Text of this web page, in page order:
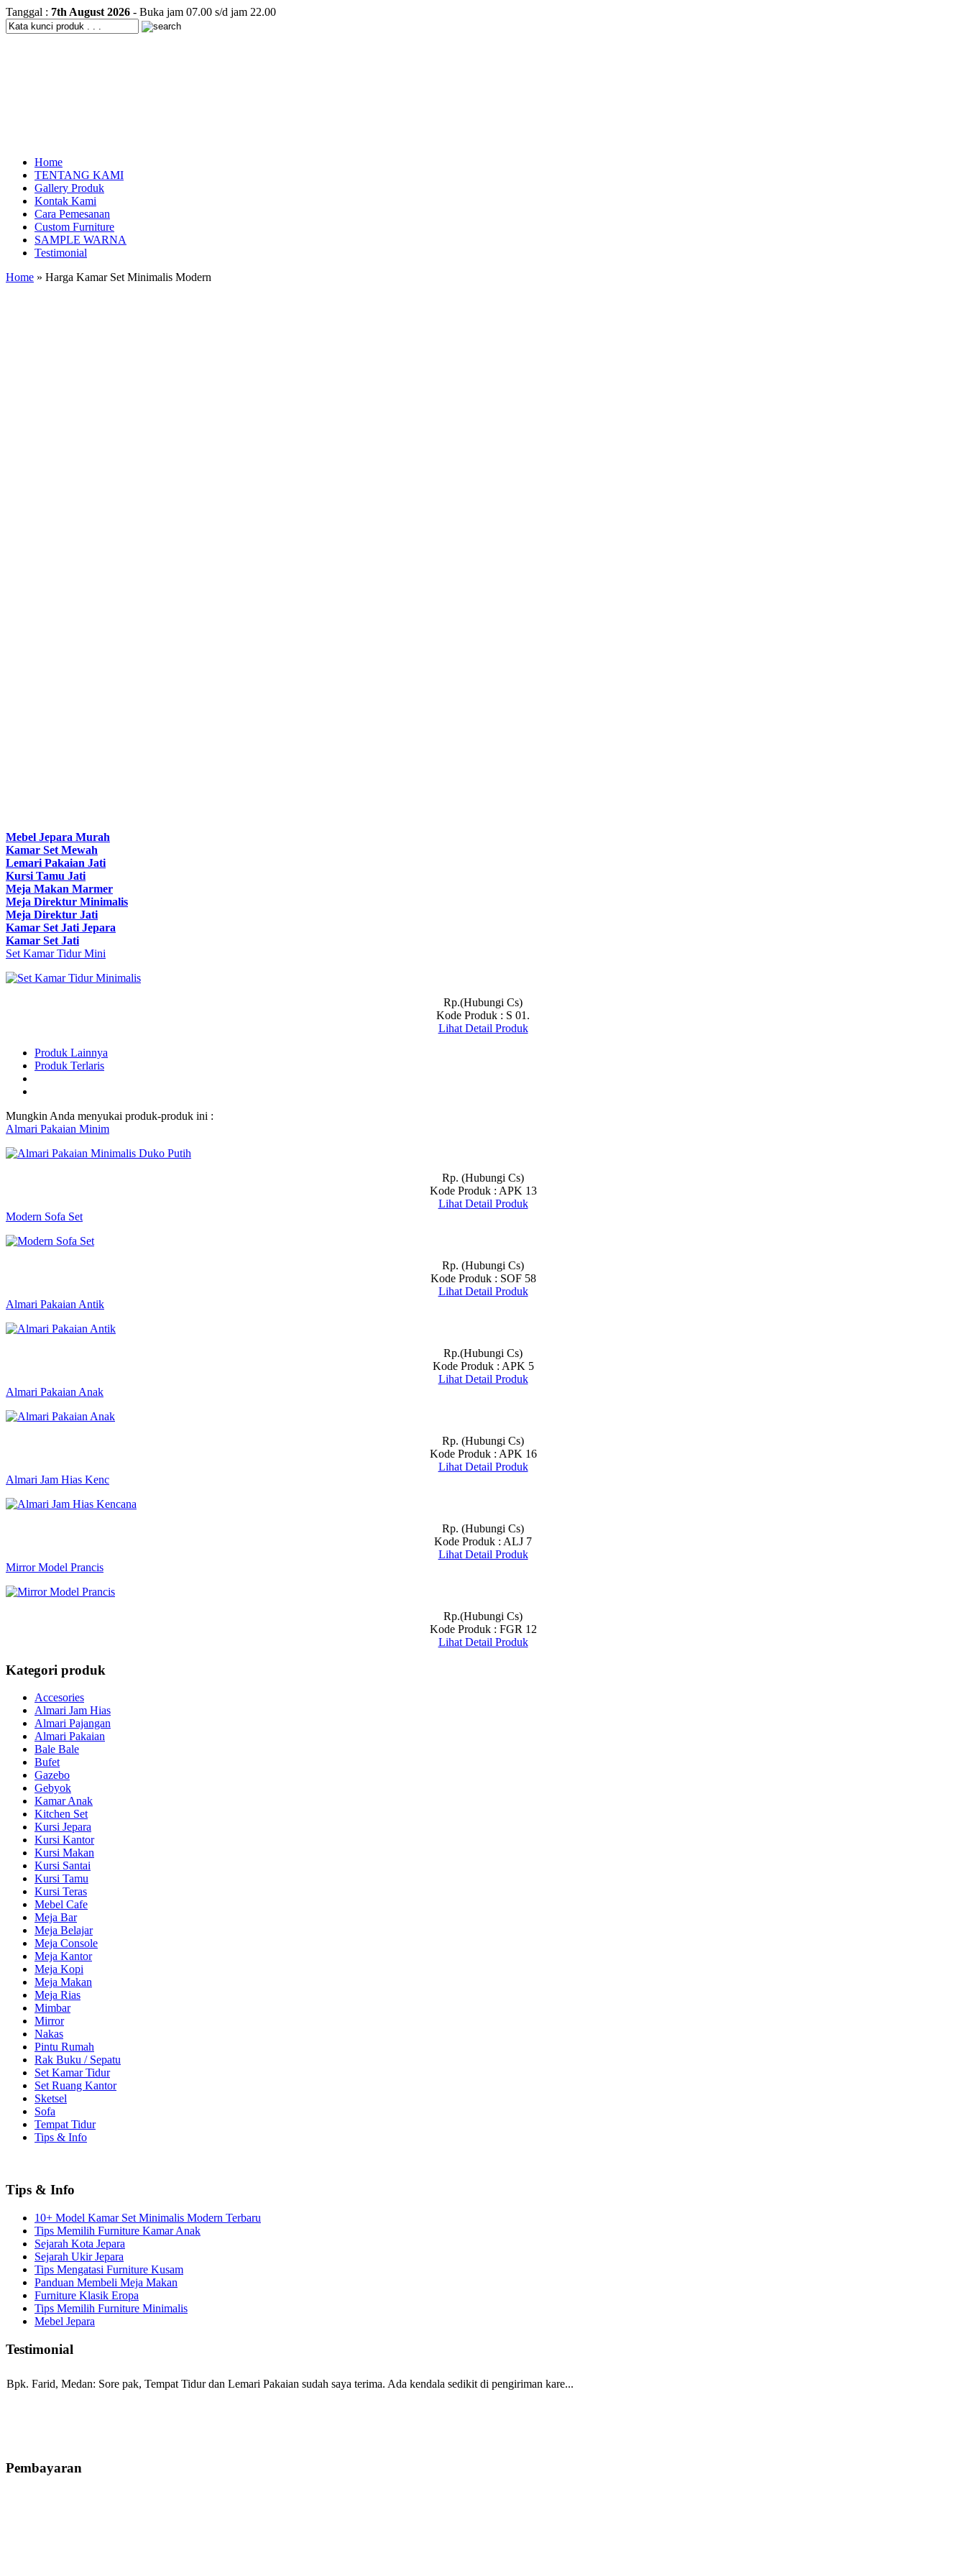
Tanggal : 7th August 2026 - Buka jam 07.00 s/d jam 22.00
Home
TENTANG KAMI
Gallery Produk
Kontak Kami
Cara Pemesanan
Custom Furniture
SAMPLE WARNA
Testimonial
Home » Harga Kamar Set Minimalis Modern
Mebel Jepara Murah
Kamar Set Mewah
Lemari Pakaian Jati
Kursi Tamu Jati
Meja Makan Marmer
Meja Direktur Minimalis
Meja Direktur Jati
Kamar Set Jati Jepara
Kamar Set Jati
Set Kamar Tidur Mini
Rp.(Hubungi Cs)
Kode Produk : S 01.
Lihat Detail Produk
Produk Lainnya
Produk Terlaris
Mungkin Anda menyukai produk-produk ini :
Almari Pakaian Minim
Rp. (Hubungi Cs)
Kode Produk : APK 13
Lihat Detail Produk
Modern Sofa Set
Rp. (Hubungi Cs)
Kode Produk : SOF 58
Lihat Detail Produk
Almari Pakaian Antik
Rp.(Hubungi Cs)
Kode Produk : APK 5
Lihat Detail Produk
Almari Pakaian Anak
Rp. (Hubungi Cs)
Kode Produk : APK 16
Lihat Detail Produk
Almari Jam Hias Kenc
Rp. (Hubungi Cs)
Kode Produk : ALJ 7
Lihat Detail Produk
Mirror Model Prancis
Rp.(Hubungi Cs)
Kode Produk : FGR 12
Lihat Detail Produk
Kategori produk
Accesories
Almari Jam Hias
Almari Pajangan
Almari Pakaian
Bale Bale
Bufet
Gazebo
Gebyok
Kamar Anak
Kitchen Set
Kursi Jepara
Kursi Kantor
Kursi Makan
Kursi Santai
Kursi Tamu
Kursi Teras
Mebel Cafe
Meja Bar
Meja Belajar
Meja Console
Meja Kantor
Meja Kopi
Meja Makan
Meja Rias
Mimbar
Mirror
Nakas
Pintu Rumah
Rak Buku / Sepatu
Set Kamar Tidur
Set Ruang Kantor
Sketsel
Sofa
Tempat Tidur
Tips & Info
Tips & Info
10+ Model Kamar Set Minimalis Modern Terbaru
Tips Memilih Furniture Kamar Anak
Sejarah Kota Jepara
Sejarah Ukir Jepara
Tips Mengatasi Furniture Kusam
Panduan Membeli Meja Makan
Furniture Klasik Eropa
Tips Memilih Furniture Minimalis
Mebel Jepara
Testimonial
Bpk. Farid, Medan: Sore pak, Tempat Tidur dan Lemari Pakaian sudah saya terima. Ada kendala sedikit di pengiriman kare...
Pembayaran